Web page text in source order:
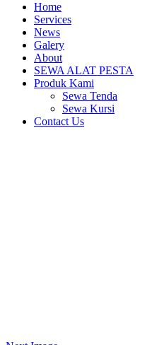
Home
Services
News
Galery
About
SEWA ALAT PESTA
Produk Kami
Sewa Tenda
Sewa Kursi
Contact Us